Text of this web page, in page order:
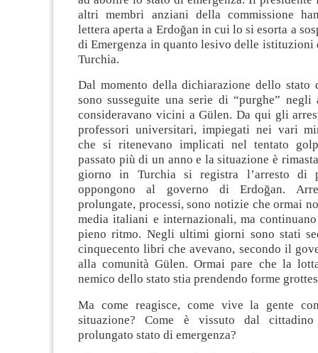
altri membri anziani della commissione
lettera aperta a Erdoğan in cui lo si esorta a
di Emergenza in quanto lesivo delle istituzioni
Turchia.
Dal momento della dichiarazione dello stato
sono susseguite una serie di “purghe” negli
consideravano vicini a Gülen. Da qui gli
professori universitari, impiegati nei vari
che si ritenevano implicati nel tentato
passato più di un anno e la situazione è
giorno in Turchia si registra l’arresto di
oppongono al governo di Erdoğan.
prolungate, processi, sono notizie che ormai
media italiani e internazionali, ma
pieno ritmo. Negli ultimi giorni sono stati
cinquecento libri che avevano, secondo il
alla comunità Gülen. Ormai pare che la
nemico dello stato stia prendendo forme
Ma come reagisce, come vive la gente
situazione? Come è vissuto dal
prolungato stato di emergenza?